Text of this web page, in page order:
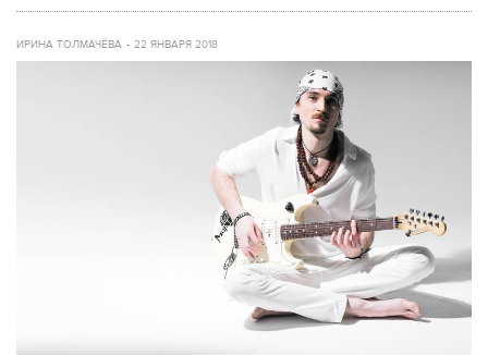
ИРИНА ТОЛМАЧЁВА 22 ЯНВАРЯ 2018